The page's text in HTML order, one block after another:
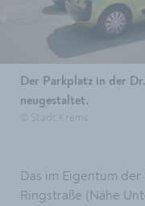
Der Parkplatz in der
neugestaltet.
Das im Eigentum
Ringstraße (Nähe